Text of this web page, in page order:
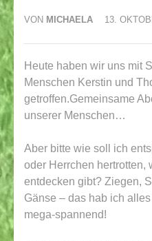
VON MICHAELA 13.
Heute haben wir uns mit
Menschen Kerstin und
getroffen.Gemeinsame
unserer Menschen…
Aber bitte wie soll ich
oder Herrchen hertrotten,
entdecken gibt? Ziegen,
Gänse – das hab ich
mega-spannend!